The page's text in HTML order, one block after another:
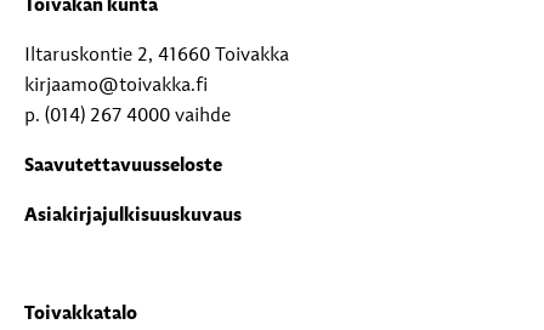
Toivakan kunta
Iltaruskontie 2, 41660 Toivakka
kirjaamo@toivakka.fi
p. (014) 267 4000 vaihde
Saavutettavuusseloste
Asiakirjajulkisuuskuvaus
Toivakkatalo